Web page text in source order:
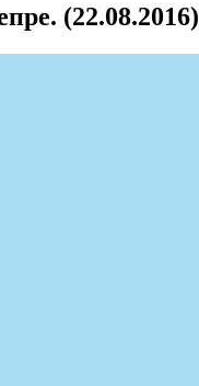
(22.08.2016)